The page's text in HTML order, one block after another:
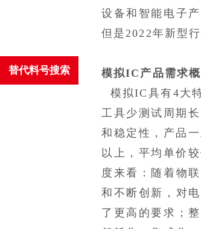
设备和智能电子
但是2022年新型
模拟IC产品需求
模拟IC具有4大
工具少测试周期
和稳定性，产品
以上，平均单价
度来看：随着物
和不断创新，对
了更高的要求；
替代料号搜索